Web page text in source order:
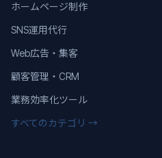
ホームページ制作
SNS運用代行
Web広告・集客
顧客管理・CRM
業務効率化ツール
すべてのカテゴリ →